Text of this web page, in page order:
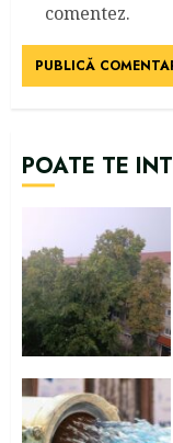
comentez.
POATE TE